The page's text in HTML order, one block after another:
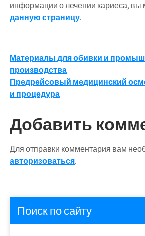
информации о лечении кариеса, вы
данную страницу.
Навигация
по
записям
Материалы для обивки и
производства
Предрейсовый медицинский
и процедура
Добавить
Для отправки комментария вам
авторизоваться.
Поиск по сайту